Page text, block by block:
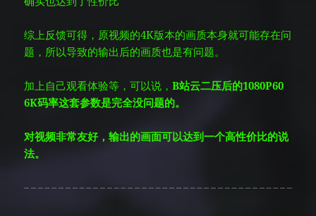
综上反馈可得，原视频的4K版本的画质本身就可能存在问
题，所以导致的输出后的画质也是有问题。
加上自己观看体验等，可以说，B站云二压后的1080P60
6K码率这套参数是完全没问题的。
对视频非常友好，输出的画面可以达到一个高性价比的说
法。